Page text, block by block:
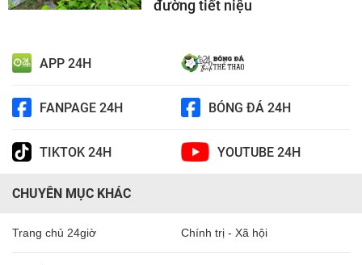
đường tiết niệu
APP 24H
FANPAGE 24H BÓNG ĐÁ 24H
TIKTOK 24H YOUTUBE 24H
CHUYÊN MỤC KHÁC
Trang chủ 24giờ Chính trị - Xã hội